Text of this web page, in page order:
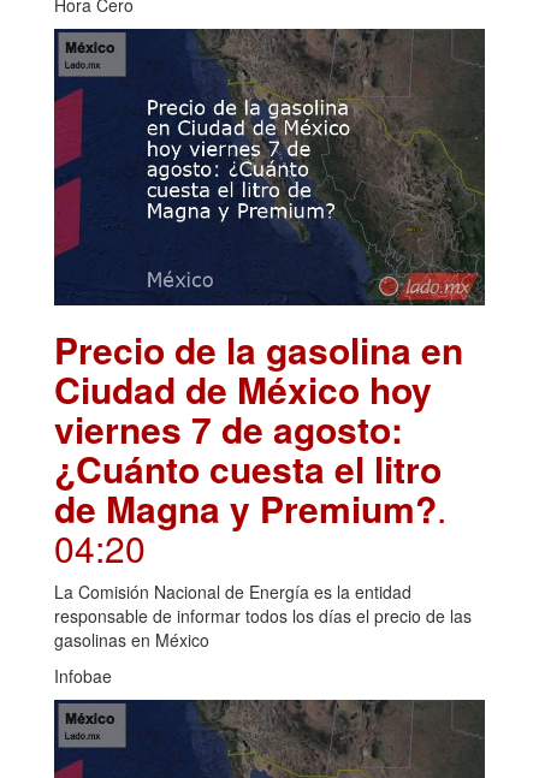
Hora Cero
Precio de la gasolina en
Ciudad de México hoy
viernes 7 de agosto:
¿Cuánto cuesta el litro
de Magna y Premium?.
04:20
La Comisión Nacional de Energía es la entidad
responsable de informar todos los días el precio de las
gasolinas en México
Infobae